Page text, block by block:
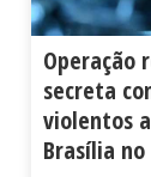
Operação
secreta
violentos
Brasília